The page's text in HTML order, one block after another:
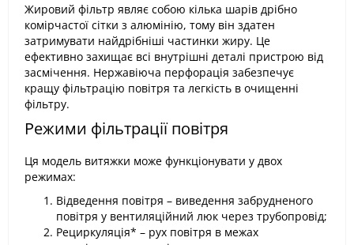
Жировий фільтр являє собою кілька шарів дрібно
комірчастої сітки з алюмінію, тому він здатен
затримувати найдрібніші частинки жиру. Це
ефективно захищає всі внутрішні деталі пристрою від
засмічення. Нержавіюча перфорація забезпечує
кращу фільтрацію повітря та легкість в очищенні
фільтру.
Режими фільтрації повітря
Ця модель витяжки може функціонувати у двох
режимах:
Відведення повітря – виведення забрудненого
повітря у вентиляційний люк через трубопровід;
Рециркуляція* – рух повітря в межах